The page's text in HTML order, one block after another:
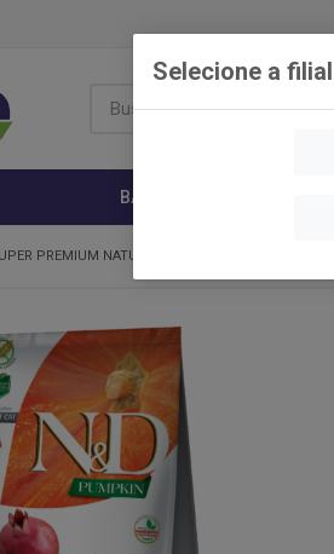
BANHO E TOSA
PREMIUM NATURAL
Selecione a filial